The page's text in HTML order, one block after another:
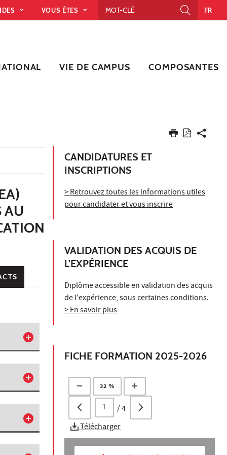
VOUS ÊTES FR
VIE DE CAMPUS COMPOSANTES
AU
CANDIDATURES ET
INSCRIPTIONS
> Retrouvez toutes les informations utiles
pour candidater et vous inscrire
VALIDATION DES ACQUIS DE
L'EXPÉRIENCE
Diplôme accessible en validation des acquis
de l'expérience, sous certaines conditions.
> En savoir plus
FICHE FORMATION 2025-2026
32 %
/4
Télécharger